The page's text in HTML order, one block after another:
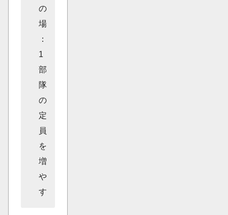
の
場
：
1
部
隊
の
定
員
を
増
や
す